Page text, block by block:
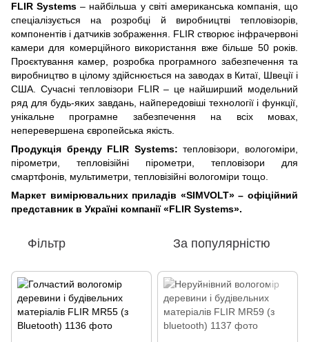
FLIR Systems – найбільша у світі американська компанія, що
спеціалізується на розробці й виробництві тепловізорів,
компонентів і датчиків зображення. FLIR створює інфрачервоні
камери для комерційного використання вже більше 50 років.
Проєктування камер, розробка програмного забезпечення та
виробництво в цілому здійснюється на заводах в Китаї, Швеції і
США. Сучасні тепловізори FLIR – це найширший модельний
ряд для будь-яких завдань, найпередовіші технології і функції,
унікальне програмне забезпечення на всіх мовах,
неперевершена європейська якість.
Продукція бренду FLIR Systems: тепловізори, вологоміри,
пірометри, тепловізійні пірометри, тепловізори для
смартфонів, мультиметри, тепловізійні вологоміри тощо.
Маркет вимірювальних приладів «SIMVOLT» – офіційний
представник в Україні компанії «FLIR Systems».
Фільтр За популярністю